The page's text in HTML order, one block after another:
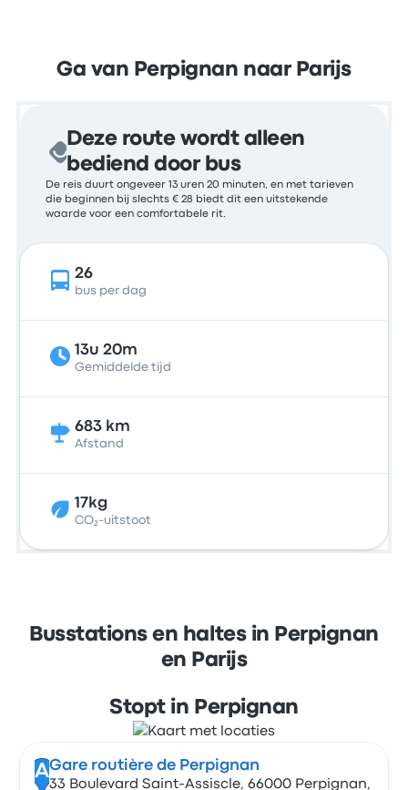
Ga van Perpignan naar Parijs
Deze route wordt alleen
bediend door bus
De reis duurt ongeveer 13 uren 20 minuten, en met tarieven
die beginnen bij slechts € 28 biedt dit een uitstekende
waarde voor een comfortabele rit.
26
bus per dag
13u 20m
Gemiddelde tijd
683 km
Afstand
17kg
CO₂-uitstoot
Busstations en haltes in Perpignan
en Parijs
Stopt in Perpignan
AGare routière de Perpignan
33 Boulevard Saint-Assiscle, 66000 Perpignan,